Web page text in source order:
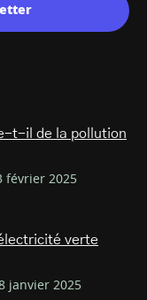
t-il de la pollution
février 2025
verte
janvier 2025